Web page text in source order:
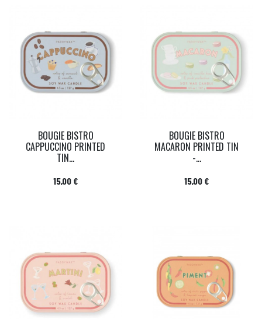
BOUGIE BISTRO
CAPPUCCINO PRINTED
TIN...
Prix
15,00 €
BOUGIE BISTRO
MACARON PRINTED TIN
-...
Prix
15,00 €